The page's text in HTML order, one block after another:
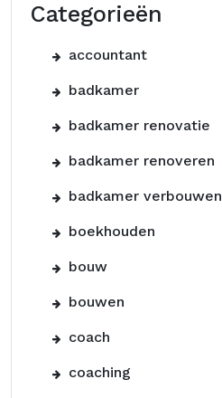
Categorieën
accountant
badkamer
badkamer renovatie
badkamer renoveren
badkamer verbouwen
boekhouden
bouw
bouwen
coach
coaching